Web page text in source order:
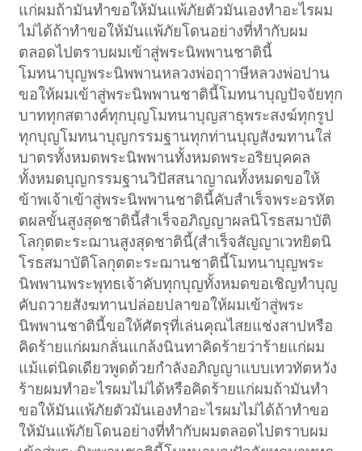
แก่ผมถ้ามันทำขอให้มันแพ้ภัยตัวมันเองทำอะไรผม
ไม่ได้ถ้าทำขอให้มันแพ้ภัยโดนอย่างที่ทำกับผม
ตลอดไปตราบผมเข้าสู่พระนิพพานชาตินี้
โมทนาบุญพระนิพพานหลวงพ่อฤาาษีหลวงพ่อปาน
ขอให้ผมเข้าสู่พระนิพพานชาตินี้โมทนาบุญปัจจัยทุก
บาททุกสตางค์ทุกบุญโมทนาบุญสาธุพระสงฆ์ทุกรูป
ทุกบุญโมทนาบุญกรรมฐานทุกท่านบุญสังฆทานใส่
บาตรทั้งหมดพระนิพพานทั้งหมดพระอริยบุคคล
ทั้งหมดบุญกรรมฐานวิปัสสนาญาณทั้งหมดขอให้
ข้าพเจ้าเข้าสู่พระนิพพานชาตินี้คับสำเร็จพระอรหัต
ตผลขั้นสูงสุดชาตินี้สำเร็จอภิญญาผลนิโรธสมาบัติ
โลกุตตะระฌานสูงสุดชาตินี้(สำเร็จสัญญาเวทยิตนิ
โรธสมาบัติโลกุตตะระฌานชาตินี้โมทนาบุญพระ
นิพพานพระพุทธเจ้าคับทุกบุญทั้งหมดขอเชิญทำบุญ
คับถวายสังฆทานปล่อยปลาขอให้ผมเข้าสู่พระ
นิพพานชาตินี้ขอให้ศัตรุที่เล่นคุณไสยแช่งสาปหรือ
คิดร้ายแก่ผมกลั่นแกล้งนินทาคิดร้ายว่าร้ายแก่ผม
แม้แต่นิดเดียวพูดด้วยกำลังอภิญญาแบบเทวทัตหวัง
ร้ายผมทำอะไรผมไม่ได้หรือคิดร้ายแก่ผมถ้ามันทำ
ขอให้มันแพ้ภัยตัวมันเองทำอะไรผมไม่ได้ถ้าทำขอ
ให้มันแพ้ภัยโดนอย่างที่ทำกับผมตลอดไปตราบผม